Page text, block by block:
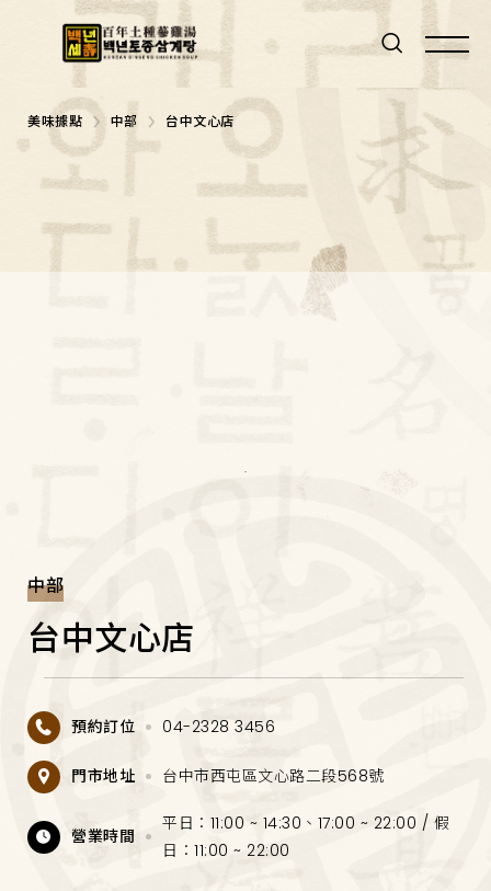
美味據點 中部 台中文心店
中部
台中文心店
預約訂位 04-2328 3456
門市地址 台中市西屯區文心路二段568號
營業時間
平日：11:00 ~ 14:30、17:00 ~ 22:00 / 假
日：11:00 ~ 22:00